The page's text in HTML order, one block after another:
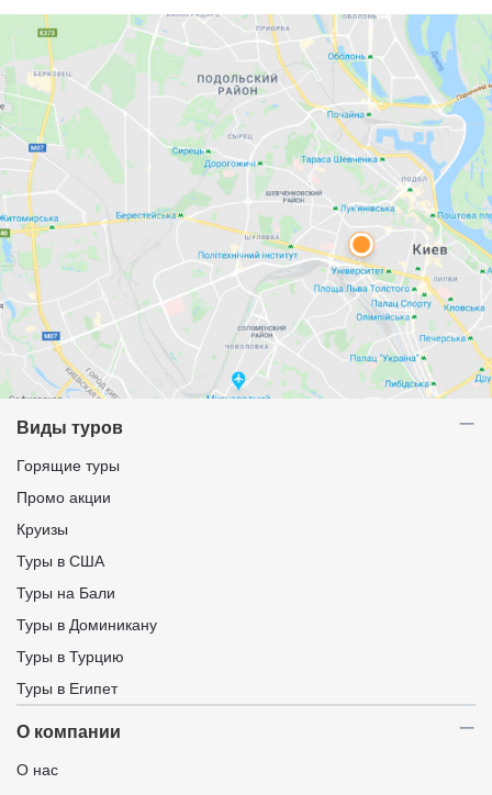
Виды туров
Горящие туры
Промо акции
Круизы
Туры в США
Туры на Бали
Туры в Доминикану
Туры в Турцию
Туры в Египет
О компании
О нас